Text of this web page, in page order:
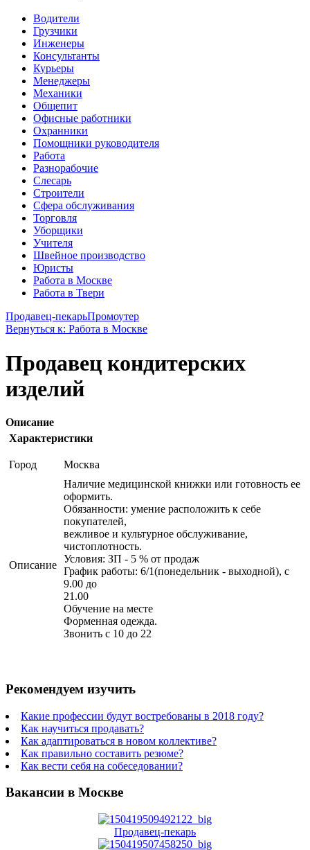
Водители
Грузчики
Инженеры
Консультанты
Курьеры
Менеджеры
Механики
Общепит
Офисные работники
Охранники
Помощники руководителя
Работа
Разнорабочие
Слесарь
Строители
Сфера обслуживания
Торговля
Уборщики
Учителя
Швейное производство
Юристы
Работа в Москве
Работа в Твери
Продавец-пекарьПромоутер
Вернуться к: Работа в Москве
Продавец кондитерских
изделий
Описание
Характеристики
Город Москва
Описание
Наличие медицинской книжки или готовность ее
оформить.
Обязанности: умение расположить к себе
покупателей,
вежливое и культурное обслуживание,
чистоплотность.
Условия: ЗП - 5 % от продаж
График работы: 6/1(понедельник - выходной), с
9.00 до
21.00
Обучение на месте
Форменная одежда.
Звонить с 10 до 22
Рекомендуем изучить
Какие профессии будут востребованы в 2018 году?
Как научиться продавать?
Как адаптироваться в новом коллективе?
Как правильно составить резюме?
Как вести себя на собеседовании?
Вакансии в Москве
Продавец-пекарь